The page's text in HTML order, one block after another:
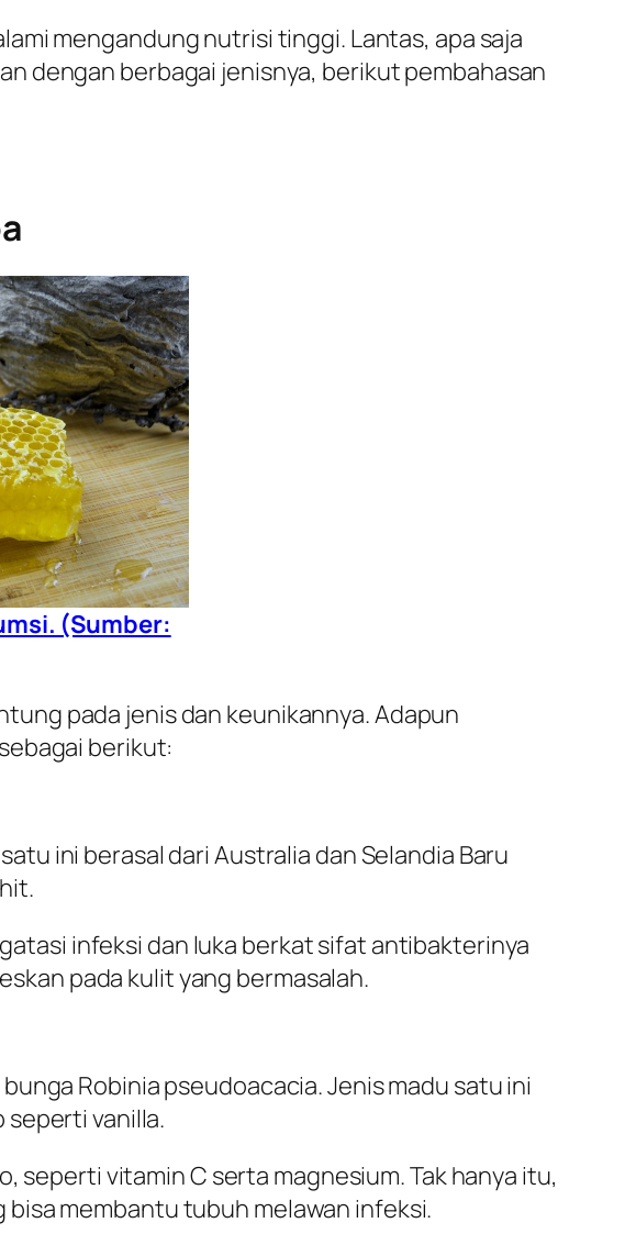
mengandung nutrisi tinggi. Lantas, apa saja
dengan berbagai jenisnya, berikut pembahasan
(Sumber:
pada jenis dan keunikannya. Adapun
berikut:
ini berasal dari Australia dan Selandia Baru
infeksi dan luka berkat sifat antibakterinya
pada kulit yang bermasalah.
Robinia pseudoacacia. Jenis madu satu ini
seperti vanilla.
seperti vitamin C serta magnesium. Tak hanya itu,
membantu tubuh melawan infeksi.